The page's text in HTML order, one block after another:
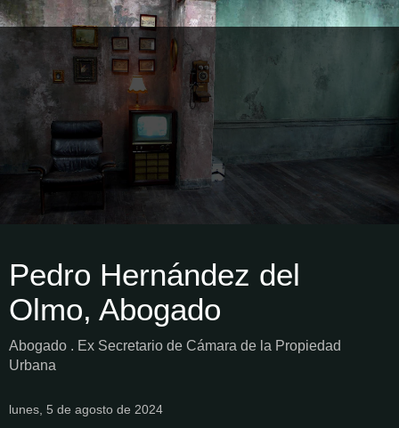
Pedro Hernández del
Olmo, Abogado
Abogado . Ex Secretario de Cámara de la Propiedad
Urbana
lunes, 5 de agosto de 2024